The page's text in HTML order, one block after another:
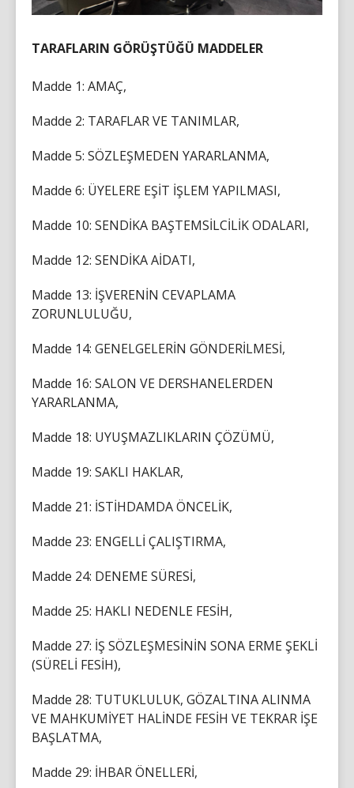
TARAFLARIN GÖRÜŞTÜĞÜ MADDELER
Madde 1: AMAÇ,
Madde 2: TARAFLAR VE TANIMLAR,
Madde 5: SÖZLEŞMEDEN YARARLANMA,
Madde 6: ÜYELERE EŞİT İŞLEM YAPILMASI,
Madde 10: SENDİKA BAŞTEMSİLCİLİK ODALARI,
Madde 12: SENDİKA AİDATI,
Madde 13: İŞVERENİN CEVAPLAMA
ZORUNLULUĞU,
Madde 14: GENELGELERİN GÖNDERİLMESİ,
Madde 16: SALON VE DERSHANELERDEN
YARARLANMA,
Madde 18: UYUŞMAZLIKLARIN ÇÖZÜMÜ,
Madde 19: SAKLI HAKLAR,
Madde 21: İSTİHDAMDA ÖNCELİK,
Madde 23: ENGELLİ ÇALIŞTIRMA,
Madde 24: DENEME SÜRESİ,
Madde 25: HAKLI NEDENLE FESİH,
Madde 27: İŞ SÖZLEŞMESİNİN SONA ERME ŞEKLİ
(SÜRELİ FESİH),
Madde 28: TUTUKLULUK, GÖZALTINA ALINMA
VE MAHKUMİYET HALİNDE FESİH VE TEKRAR İŞE
BAŞLATMA,
Madde 29: İHBAR ÖNELLERİ,